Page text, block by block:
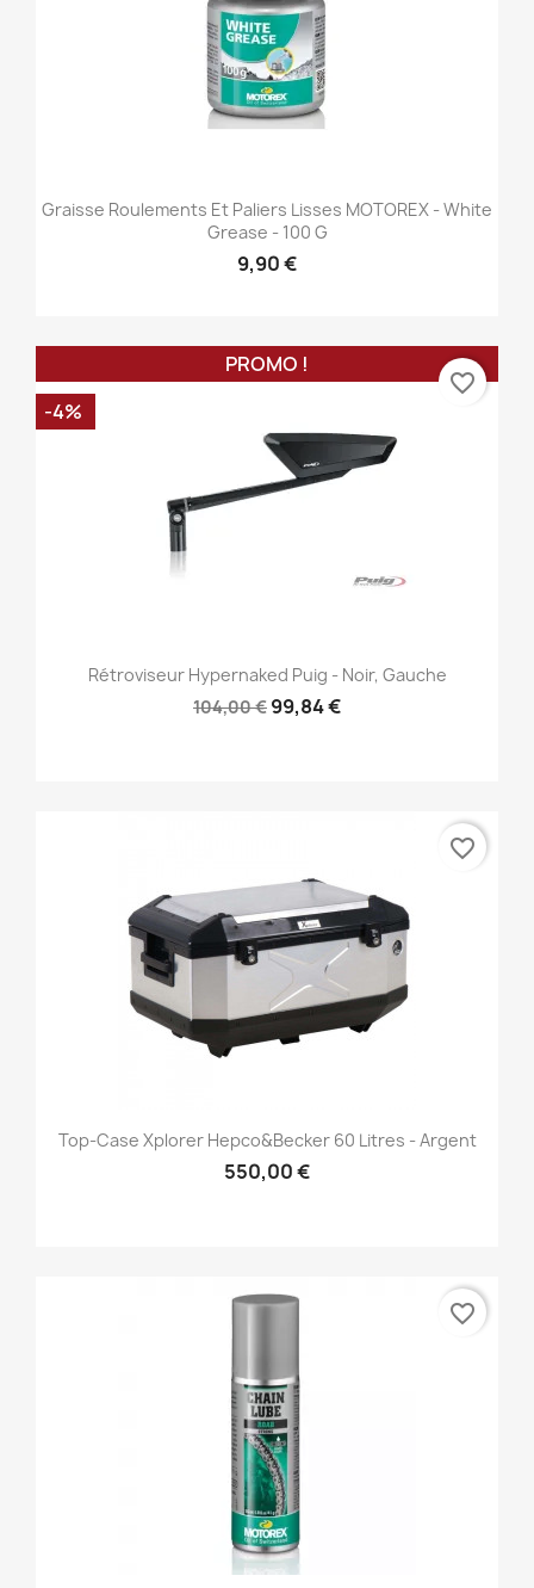
Graisse Roulements Et Paliers Lisses MOTOREX - White
Grease - 100 G
9,90 €
Rétroviseur Hypernaked Puig - Noir, Gauche
104,00 € 99,84 €
PROMO !
-4%
favorite_border
Top-Case Xplorer Hepco&Becker 60 Litres - Argent
550,00 €
favorite_border
favorite_border